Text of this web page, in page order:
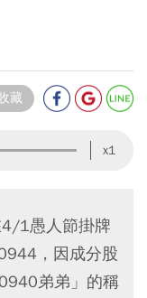
藏
x1
1愚人節掛牌
，因成分股
弟弟」的稱